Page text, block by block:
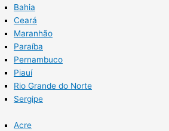
Bahia
Ceará
Maranhão
Paraíba
Pernambuco
Piauí
Rio Grande do Norte
Sergipe
Acre